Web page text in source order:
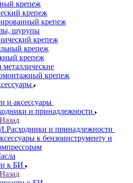
крепеж
крепеж
крепеж
шурупы
крепеж
крепеж
крепеж
крепеж
и аксессуары
и принадлежности
Назад
и принадлежности
к бензоинструменту и
к БИ
Назад